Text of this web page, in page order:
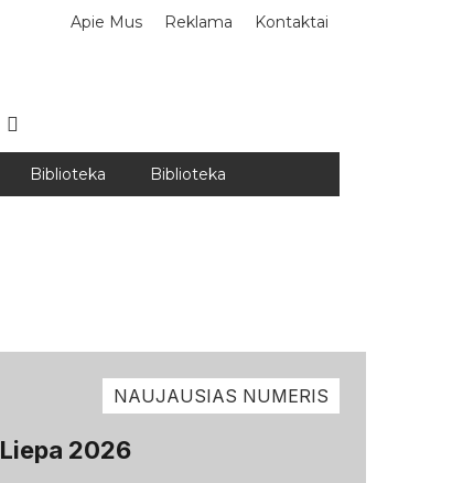
Apie Mus Reklama Kontaktai
Biblioteka Biblioteka
NAUJAUSIAS NUMERIS
Liepa 2026